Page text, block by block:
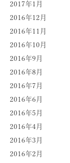
2017年1月
2016年12月
2016年11月
2016年10月
2016年9月
2016年8月
2016年7月
2016年6月
2016年5月
2016年4月
2016年3月
2016年2月